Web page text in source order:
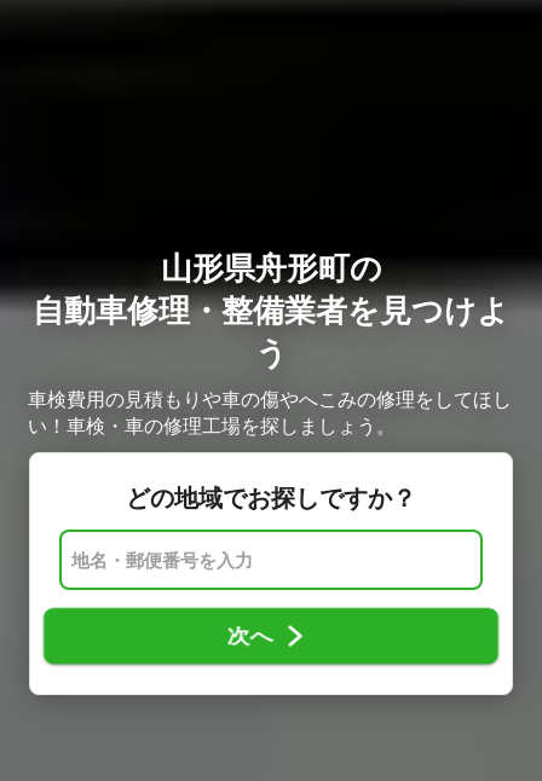
山形県舟形町の
自動車修理・整備業者を見つけよ
う
車検費用の見積もりや車の傷やへこみの修理をしてほし
い！車検・車の修理工場を探しましょう。
どの地域でお探しですか？
次へ